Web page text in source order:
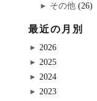
その他 (26)
最近の月別
2026
2025
2024
2023